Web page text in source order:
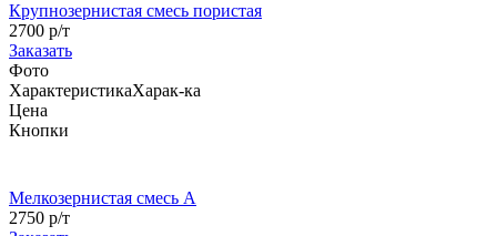
Крупнозернистая смесь пористая
2700 р/т
Заказать
Фото
ХарактеристикаХарак-ка
Цена
Кнопки
Мелкозернистая смесь А
2750 р/т